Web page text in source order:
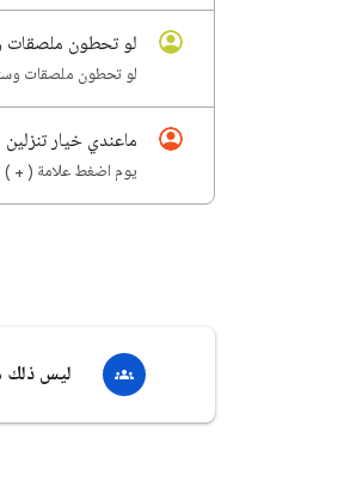
لو تحطون ملصقات
لو تحطون ملصقات
ماعندي خيار
يوم اضغط علامة ( + )
ليس ذلك